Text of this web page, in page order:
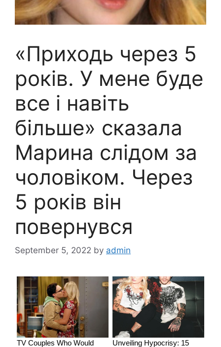
«Приходь через 5
років. У мене буде
все і навіть
більше» сказала
Марина слідом за
чоловіком. Через
5 років він
повернувся
September 5, 2022 by admin